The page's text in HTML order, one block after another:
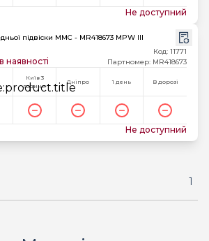
Не доступний
підвіски MMC - MR418673 MPW III
наявності
Код: 11771
Партномер: MR418673
Київ 3
години
Дніпро 1 день В дорозі
Не доступний
1